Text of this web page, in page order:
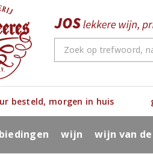
besteld, morgen in huis
wijn wijn van